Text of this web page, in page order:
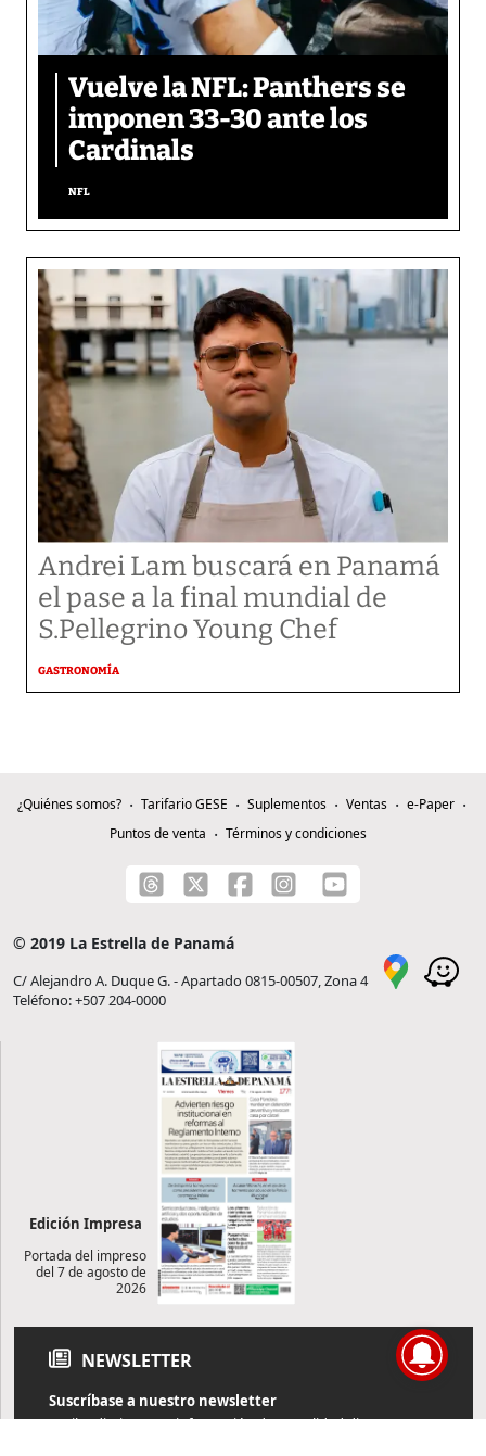
Vuelve la NFL: Panthers se
imponen 33-30 ante los
Cardinals
NFL
Andrei Lam buscará en Panamá
el pase a la final mundial de
S.Pellegrino Young Chef
GASTRONOMÍA
¿Quiénes somos? Tarifario GESE Suplementos Ventas
e-Paper
Puntos de venta
Términos y condiciones
© 2019 La Estrella de Panamá
C/ Alejandro A. Duque G. - Apartado 0815-00507, Zona 4
Teléfono: +507 204-0000
Edición Impresa
Portada del impreso
del 7 de agosto de
2026
NEWSLETTER
Suscríbase a nuestro newsletter
Reciba diariamente información de actualidad directamente en